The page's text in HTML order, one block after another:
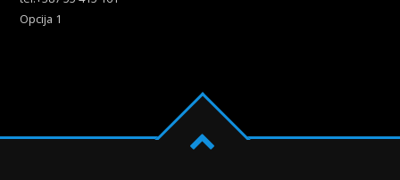
Opcija 1